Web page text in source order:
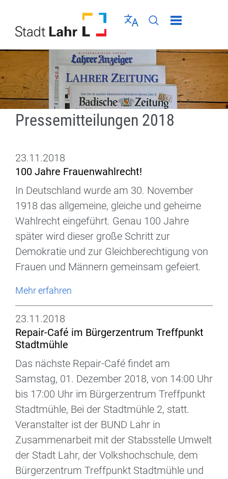
Sprache wählen
Seiten-Suche
Menü schließen
Pressemitteilungen 2018
23.11.2018
100 Jahre Frauenwahlrecht!
In Deutschland wurde am 30. November
1918 das allgemeine, gleiche und geheime
Wahlrecht eingeführt. Genau 100 Jahre
später wird dieser große Schritt zur
Demokratie und zur Gleichberechtigung von
Frauen und Männern gemeinsam gefeiert.
Mehr erfahren
23.11.2018
Repair-Café im Bürgerzentrum Treffpunkt
Stadtmühle
Das nächste Repair-Café findet am
Samstag, 01. Dezember 2018, von 14:00 Uhr
bis 17:00 Uhr im Bürgerzentrum Treffpunkt
Stadtmühle, Bei der Stadtmühle 2, statt.
Veranstalter ist der BUND Lahr in
Zusammenarbeit mit der Stabsstelle Umwelt
der Stadt Lahr, der Volkshochschule, dem
Bürgerzentrum Treffpunkt Stadtmühle und